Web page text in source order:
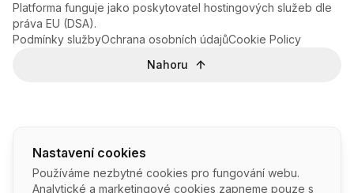
Nastavení cookies
Používáme nezbytné cookies pro fungování webu.
Analytické a marketingové cookies zapneme pouze s
Platforma funguje jako poskytovatel hostingových služeb dle
práva EU (DSA).
Podmínky službyOchrana osobních údajůCookie Policy
Nahoru